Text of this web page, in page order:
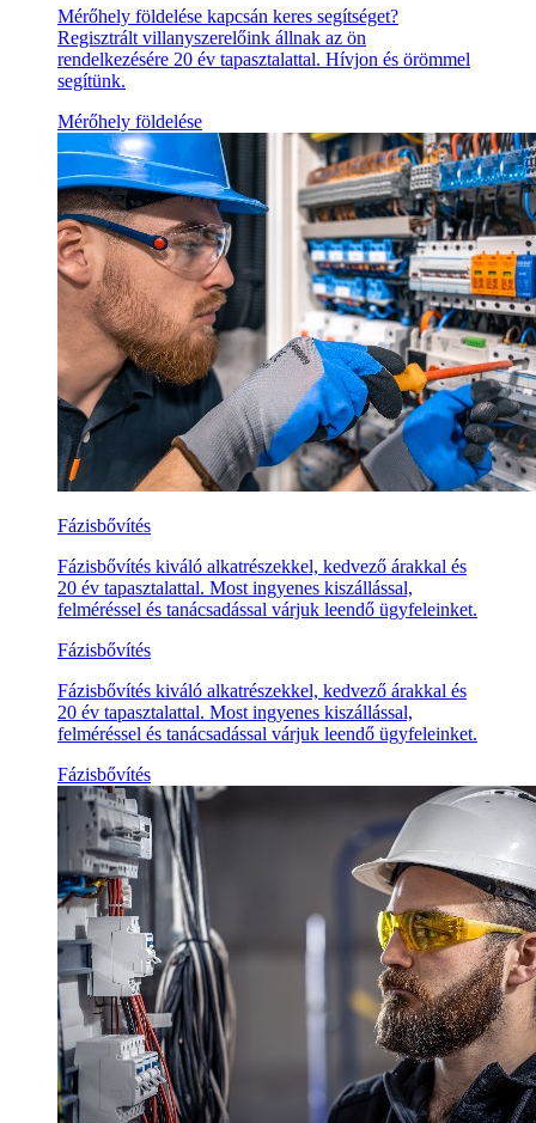
Mérőhely földelése kapcsán keres segítséget?
Regisztrált villanyszerelőink állnak az ön
rendelkezésére 20 év tapasztalattal. Hívjon és örömmel
segítünk.
Mérőhely földelése
Fázisbővítés
Fázisbővítés kiváló alkatrészekkel, kedvező árakkal és
20 év tapasztalattal. Most ingyenes kiszállással,
felméréssel és tanácsadással várjuk leendő ügyfeleinket.
Fázisbővítés
Fázisbővítés kiváló alkatrészekkel, kedvező árakkal és
20 év tapasztalattal. Most ingyenes kiszállással,
felméréssel és tanácsadással várjuk leendő ügyfeleinket.
Fázisbővítés